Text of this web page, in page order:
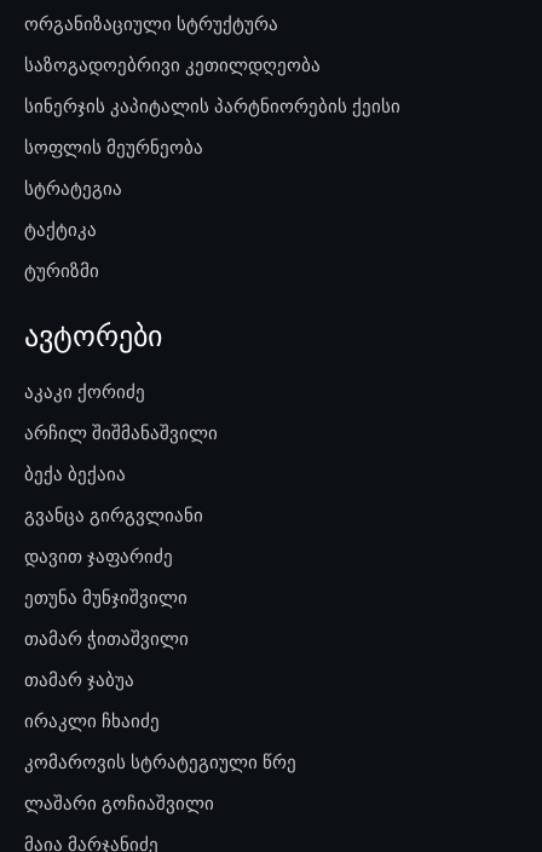
ორგანიზაციული სტრუქტურა
საზოგადოებრივი კეთილდღეობა
სინერჯის კაპიტალის პარტნიორების ქეისი
სოფლის მეურნეობა
სტრატეგია
ტაქტიკა
ტურიზმი
ავტორები
აკაკი ქორიძე
არჩილ შიშმანაშვილი
ბექა ბექაია
გვანცა გირგვლიანი
დავით ჯაფარიძე
ეთუნა მუნჯიშვილი
თამარ ჭითაშვილი
თამარ ჯაბუა
ირაკლი ჩხაიძე
კომაროვის სტრატეგიული წრე
ლაშარი გოჩიაშვილი
მაია მარჯანიძე